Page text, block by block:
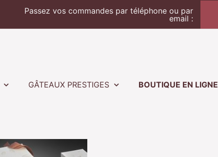
Passez vos commandes par téléphone ou par
email :
GÂTEAUX PRESTIGES BOUTIQUE EN LIGNE